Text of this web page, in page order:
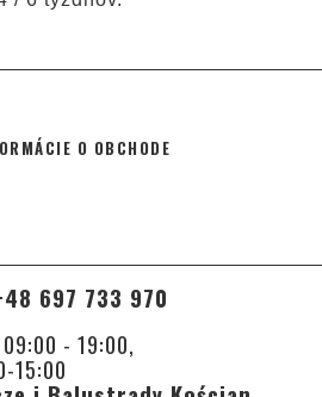
O OBCHODE
697 733 970
- 19:00,
15:00